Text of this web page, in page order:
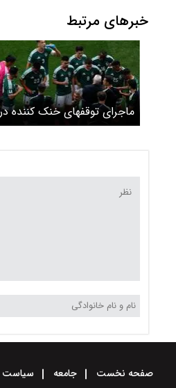
خبرهای مرتبط
ماجرای توقفهای خنک کننده در
بازیهای جام جهانی چیست ؟
صفحه نخست جامعه سیاست